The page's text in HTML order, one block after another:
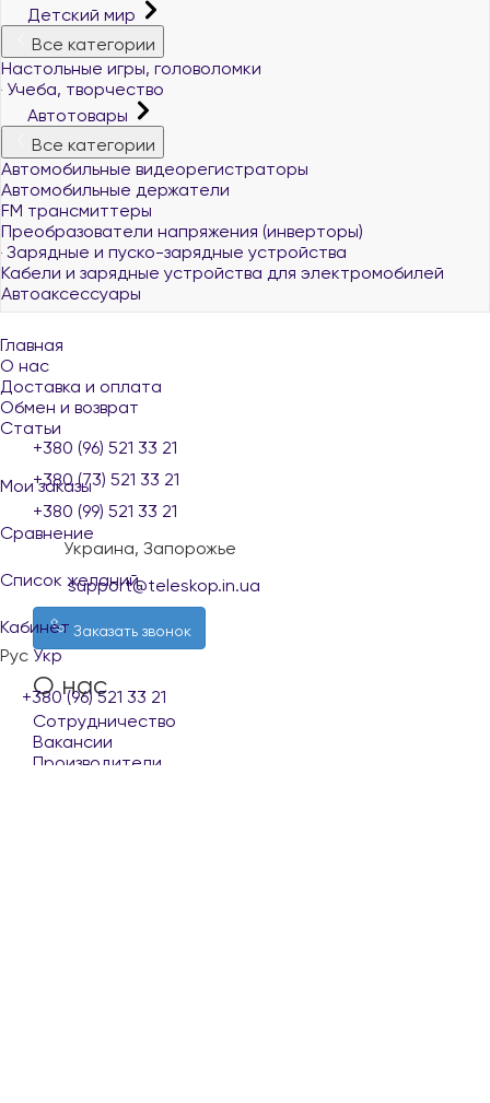
Детский мир
Все категории
Настольные игры, головоломки
Учеба, творчество
Автотовары
Все категории
Автомобильные видеорегистраторы
Автомобильные держатели
FM трансмиттеры
Преобразователи напряжения (инверторы)
Зарядные и пуско-зарядные устройства
Кабели и зарядные устройства для электромобилей
Автоаксессуары
Главная
О нас
Доставка и оплата
Обмен и возврат
Статьи
Мои заказы
Сравнение
Список желаний
Кабинет
Рус Укр
+380 (96) 521 33 21
+380 (96) 521 33 21
+380 (73) 521 33 21
+380 (99) 521 33 21
Украина, Запорожье
support@teleskop.in.ua
Заказать звонок
О нас
Сотрудничество
Вакансии
Производители